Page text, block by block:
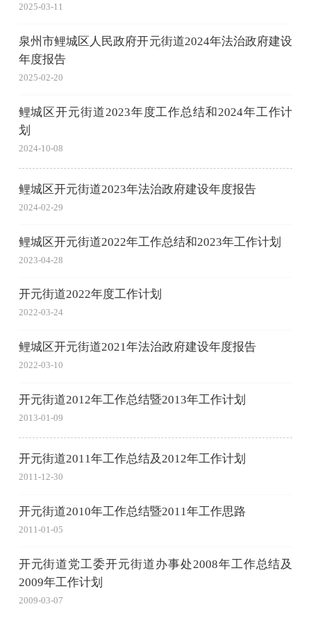
2025-03-11
泉州市鲤城区人民政府开元街道2024年法治政府建设
年度报告
2025-02-20
鲤城区开元街道2023年度工作总结和2024年工作计
划
2024-10-08
鲤城区开元街道2023年法治政府建设年度报告
2024-02-29
鲤城区开元街道2022年工作总结和2023年工作计划
2023-04-28
开元街道2022年度工作计划
2022-03-24
鲤城区开元街道2021年法治政府建设年度报告
2022-03-10
开元街道2012年工作总结暨2013年工作计划
2013-01-09
开元街道2011年工作总结及2012年工作计划
2011-12-30
开元街道2010年工作总结暨2011年工作思路
2011-01-05
开元街道党工委开元街道办事处2008年工作总结及
2009年工作计划
2009-03-07